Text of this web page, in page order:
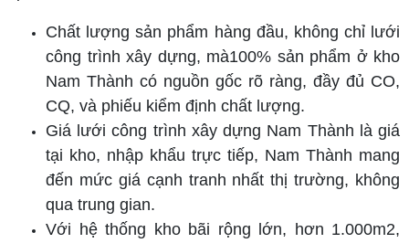
Chất lượng sản phẩm hàng đầu, không chỉ lưới
công trình xây dựng, mà100% sản phẩm ở kho
Nam Thành có nguồn gốc rõ ràng, đầy đủ CO,
CQ, và phiếu kiểm định chất lượng.
Giá lưới công trình xây dựng Nam Thành là giá
tại kho, nhập khẩu trực tiếp, Nam Thành mang
đến mức giá cạnh tranh nhất thị trường, không
qua trung gian.
Với hệ thống kho bãi rộng lớn, hơn 1.000m2,